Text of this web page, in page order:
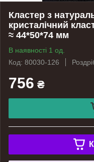
Кластер з
кристалічний
≈ 44*50*74 мм
В наявності 1 од.
Код: 80030-126
756 ₴